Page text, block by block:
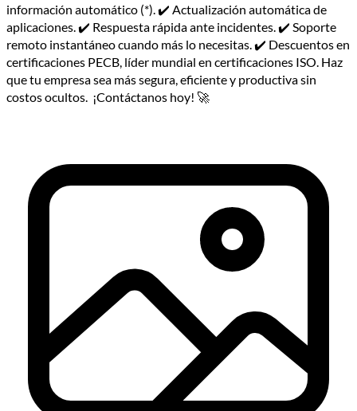
información automático (*). ✔ Actualización automática de
aplicaciones. ✔ Respuesta rápida ante incidentes. ✔ Soporte
remoto instantáneo cuando más lo necesitas. ✔ Descuentos en
certificaciones PECB, líder mundial en certificaciones ISO. Haz
que tu empresa sea más segura, eficiente y productiva sin
costos ocultos. ¡Contáctanos hoy! 🚀